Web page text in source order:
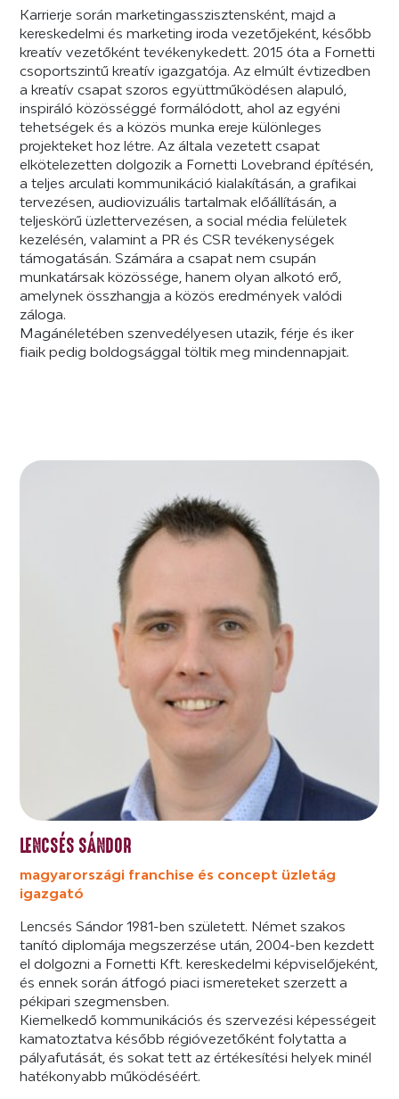
Karrierje során marketingasszisztensként, majd a
kereskedelmi és marketing iroda vezetőjeként, később
kreatív vezetőként tevékenykedett. 2015 óta a Fornetti
csoportszintű kreatív igazgatója. Az elmúlt évtizedben
a kreatív csapat szoros együttműködésen alapuló,
inspiráló közösséggé formálódott, ahol az egyéni
tehetségek és a közös munka ereje különleges
projekteket hoz létre. Az általa vezetett csapat
elkötelezetten dolgozik a Fornetti Lovebrand építésén,
a teljes arculati kommunikáció kialakításán, a grafikai
tervezésen, audiovizuális tartalmak előállításán, a
teljeskörű üzlettervezésen, a social média felületek
kezelésén, valamint a PR és CSR tevékenységek
támogatásán. Számára a csapat nem csupán
munkatársak közössége, hanem olyan alkotó erő,
amelynek összhangja a közös eredmények valódi
záloga.
Magánéletében szenvedélyesen utazik, férje és iker
fiaik pedig boldogsággal töltik meg mindennapjait.
LENCSÉS SÁNDOR
magyarországi franchise és concept üzletág
igazgató
Lencsés Sándor 1981-ben született. Német szakos
tanító diplomája megszerzése után, 2004-ben kezdett
el dolgozni a Fornetti Kft. kereskedelmi képviselőjeként,
és ennek során átfogó piaci ismereteket szerzett a
pékipari szegmensben.
Kiemelkedő kommunikációs és szervezési képességeit
kamatoztatva később régióvezetőként folytatta a
pályafutását, és sokat tett az értékesítési helyek minél
hatékonyabb működéséért.